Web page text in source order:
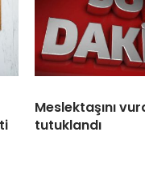
Meslektaşını
tutuklandı